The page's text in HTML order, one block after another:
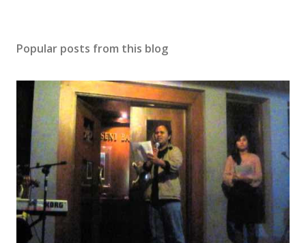
Popular posts from this blog